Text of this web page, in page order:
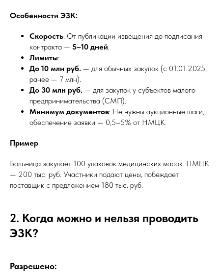
Особенности ЭЗК:
Скорость: От публикации извещения до подписания
контракта — 5–10 дней
Лимиты:
До 10 млн руб. — для обычных закупок (с 01.01.2025,
ранее — 7 млн).
До 30 млн руб. — для закупок у субъектов малого
предпринимательства (СМП).
Минимум документов: Не нужны аукционные шаги,
обеспечение заявки — 0,5–5% от НМЦК.
Пример:
Больница закупает 100 упаковок медицинских масок. НМЦК
— 200 тыс. руб. Участники подают цены, побеждает
поставщик с предложением 180 тыс. руб.
2. Когда можно и нельзя проводить
ЭЗК?
Разрешено: